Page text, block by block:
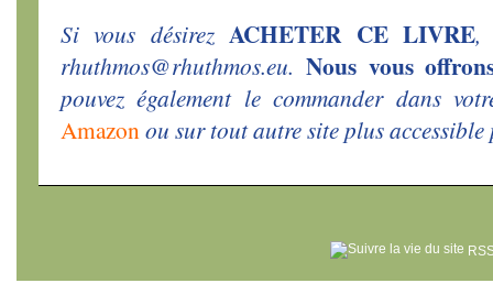
Si vous désirezACHETER CE LIVRE,
rhuthmos@rhuthmos.eu. Nous vous
pouvez également le commander dans
Amazonou sur tout autre site plus accessible